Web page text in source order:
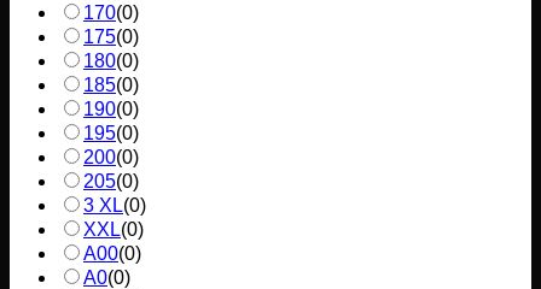
170(0)
175(0)
180(0)
185(0)
190(0)
195(0)
200(0)
205(0)
3 XL(0)
XXL(0)
A00(0)
A0(0)